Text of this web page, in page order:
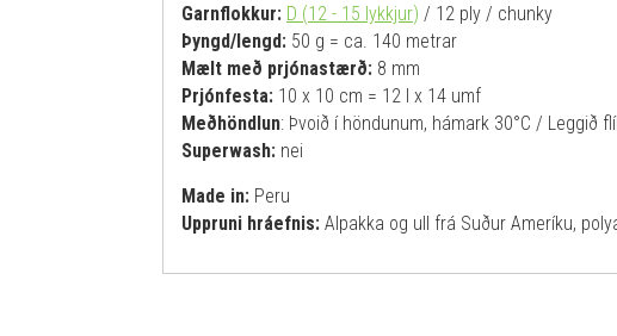
Garnflokkur: D (12 - 15 lykkjur) / 12 ply / chunky
Þyngd/lengd: 50 g = ca. 140 metrar
Mælt með prjónastærð: 8 mm
Prjónfesta: 10 x 10 cm = 12 l x 14 umf
Meðhöndlun: Þvoið í höndunum, hámark 30°C / Leggið
Superwash: nei
Made in: Peru
Uppruni hráefnis: Alpakka og ull frá Suður Ameríku,